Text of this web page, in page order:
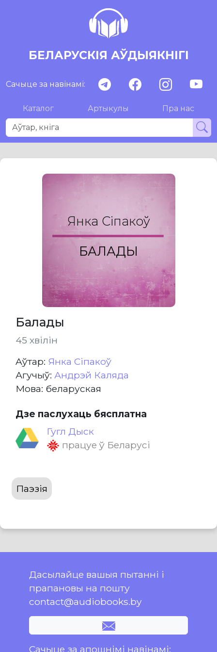
БЕЛАРУСКІЯ АЎДЫЯКНІГІ
Сачыце за навінамі:
Каталог Артыкулы Пра нас
Янка Сіпакоў
БАЛАДЫ
Балады
45 хвілін
Aўтар: Янка Сіпакоў
Агучыў: Андрэй Каляда
Мова: беларуская
Дзе паслухаць бясплатна
Гугл Дыск
працуе ў Беларусі
Паэзія
Дасылайце вашыя пытанні і
прапановы на пошту
contact@audiobooks.by
Сачыце за апошнімі навінамі: